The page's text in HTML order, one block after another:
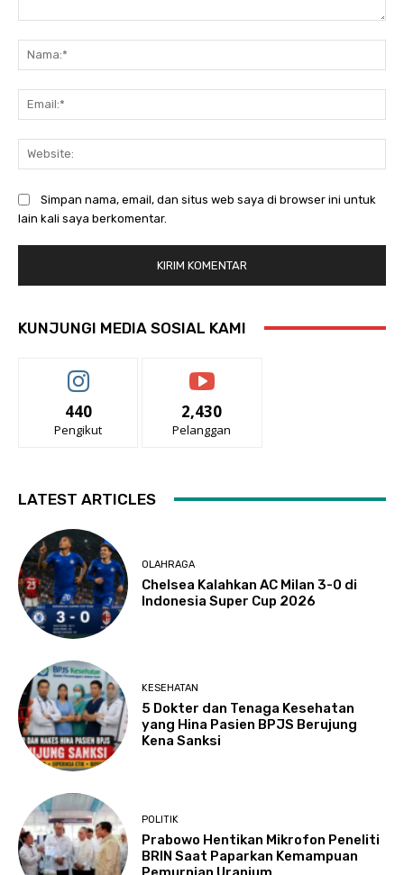
Simpan nama, email, dan situs web saya di browser ini untuk
lain kali saya berkomentar.
KUNJUNGI MEDIA SOSIAL KAMI
440
Pengikut
2,430
Pelanggan
LATEST ARTICLES
OLAHRAGA
Chelsea Kalahkan AC Milan 3-0 di
Indonesia Super Cup 2026
KESEHATAN
5 Dokter dan Tenaga Kesehatan
yang Hina Pasien BPJS Berujung
Kena Sanksi
POLITIK
Prabowo Hentikan Mikrofon Peneliti
BRIN Saat Paparkan Kemampuan